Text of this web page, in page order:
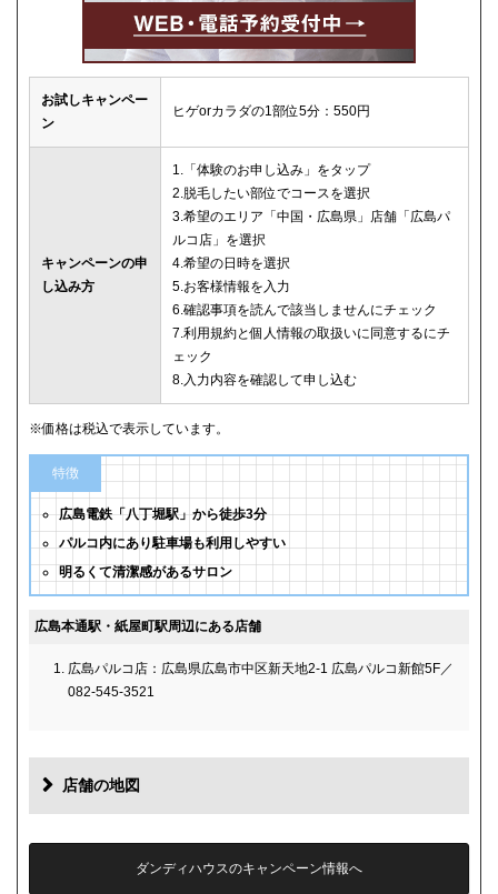
お試しキャンペー
ン
ヒゲorカラダの1部位5分：550円
キャンペーンの申
し込み方
1.「体験のお申し込み」をタップ
2.脱毛したい部位でコースを選択
3.希望のエリア「中国・広島県」店舗「広島パ
ルコ店」を選択
4.希望の日時を選択
5.お客様情報を入力
6.確認事項を読んで該当しませんにチェック
7.利用規約と個人情報の取扱いに同意するにチ
ェック
8.入力内容を確認して申し込む
※価格は税込で表示しています。
特徴
広島電鉄「八丁堀駅」から徒歩3分
パルコ内にあり駐車場も利用しやすい
明るくて清潔感があるサロン
広島本通駅・紙屋町駅周辺にある店舗
広島パルコ店：広島県広島市中区新天地2-1 広島パルコ新館5F／
082-545-3521
店舗の地図
ダンディハウスのキャンペーン情報へ